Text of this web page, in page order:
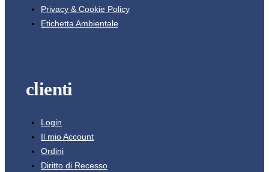
Privacy & Cookie Policy
Etichetta Ambientale
clienti
Login
Il mio Account
Ordini
Diritto di Recesso